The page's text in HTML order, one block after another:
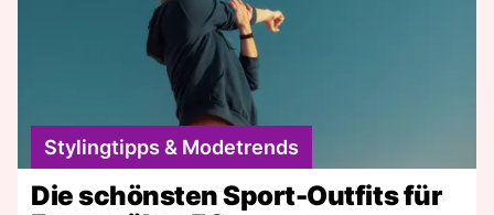
Stylingtipps & Modetrends
Die schönsten Sport-Outfits für